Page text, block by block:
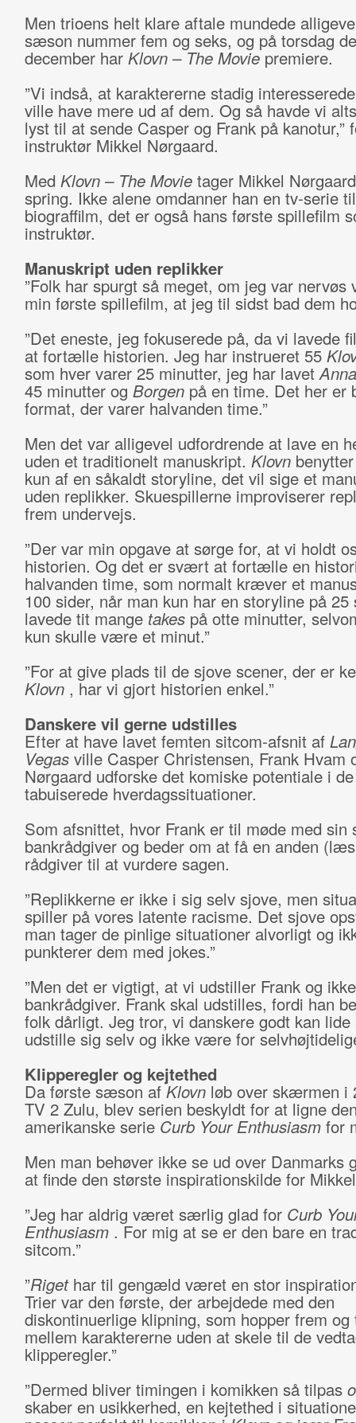
Men trioens helt klare aftale mundede
sæson nummer fem og seks, og på torsdag
december har Klovn – The Moviepremiere.
”Vi indså, at karaktererne stadig
ville have mere ud af dem. Og så havde vi
lyst til at sende Casper og Frank på
instruktør Mikkel Nørgaard.
Med Klovn – The Movietager Mikkel
spring. Ikke alene omdanner han en tv-serie
biograffilm, det er også hans første spillefilm
instruktør.
Manuskript uden replikker
”Folk har spurgt så meget, om jeg var nervøs
min første spillefilm, at jeg til sidst bad dem
”Det eneste, jeg fokuserede på, da vi lavede
at fortælle historien. Jeg har instrueret 55
som hver varer 25 minutter, jeg har lavet
45 minutter og Borgenpå en time. Det her er
format, der varer halvanden time.”
Men det var alligevel udfordrende at lave en
uden et traditionelt manuskript. Klovn
kun af en såkaldt storyline, det vil sige et
uden replikker. Skuespillerne improviserer
frem undervejs.
”Der var min opgave at sørge for, at vi holdt
historien. Og det er svært at fortælle en
halvanden time, som normalt kræver et
100 sider, når man kun har en storyline på 25
lavede tit mangetakes på otte minutter,
kun skulle være et minut.”
”For at give plads til de sjove scener, der er
Klovn, har vi gjort historien enkel.”
Danskere vil gerne udstilles
Efter at have lavet femten sitcom-afsnit af
Vegas ville Casper Christensen, Frank Hvam
Nørgaard udforske det komiske potentiale i
tabuiserede hverdagssituationer.
Som afsnittet, hvor Frank er til møde med sin
bankrådgiver og beder om at få en anden
rådgiver til at vurdere sagen.
”Replikkerne er ikke i sig selv sjove, men
spiller på vores latente racisme. Det sjove
man tager de pinlige situationer alvorligt og
punkterer dem med jokes.”
”Men det er vigtigt, at vi udstiller Frank og
bankrådgiver. Frank skal udstilles, fordi han
folk dårligt. Jeg tror, vi danskere godt kan
udstille sig selv og ikke være for
Klipperegler og kejtethed
Da første sæson afKlovnløb over skærmen i
TV 2 Zulu, blev serien beskyldt for at ligne
amerikanske serie Curb Your Enthusiasmfor
Men man behøver ikke se ud over Danmarks
at finde den største inspirationskilde for
”Jeg har aldrig været særlig glad for Curb
Enthusiasm. For mig at se er den bare en
sitcom.”
”Rigethar til gengæld været en stor
Trier var den første, der arbejdede med den
diskontinuerlige klipning, som hopper frem og
mellem karaktererne uden at skele til de
klipperegler.”
”Dermed bliver timingen i komikken så tilpas
skaber en usikkerhed, en kejtethed i